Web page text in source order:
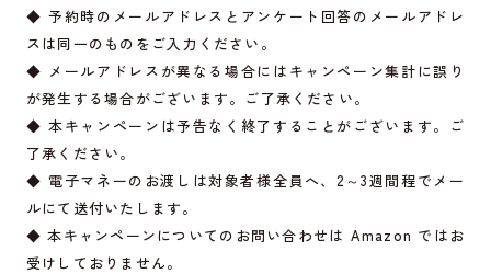
◆ 予約時のメールアドレスとアンケート回答のメールアドレ
スは同一のものをご入力ください。
◆ メールアドレスが異なる場合にはキャンペーン集計に誤り
が発生する場合がございます。ご了承ください。
◆ 本キャンペーンは予告なく終了することがございます。ご
了承ください。
◆ 電子マネーのお渡しは対象者様全員へ、2～3週間程でメー
ルにて送付いたします。
◆ 本キャンペーンについてのお問い合わせは Amazon ではお
受けしておりません。